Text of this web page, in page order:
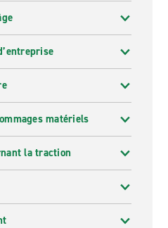
matériels
la traction